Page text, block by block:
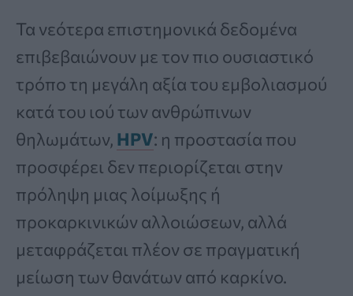
Τα νεότερα επιστημονικά δεδομένα
επιβεβαιώνουν με τον πιο ουσιαστικό
τρόπο τη μεγάλη αξία του εμβολιασμού
κατά του ιού των ανθρώπινων
θηλωμάτων, HPV: η προστασία που
προσφέρει δεν περιορίζεται στην
πρόληψη μιας λοίμωξης ή
προκαρκινικών αλλοιώσεων, αλλά
μεταφράζεται πλέον σε πραγματική
μείωση των θανάτων από καρκίνο.